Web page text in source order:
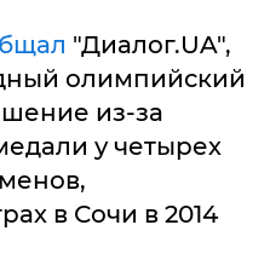
"Диалог.UA",
олимпийский
из-за
у четырех
в Сочи в 2014